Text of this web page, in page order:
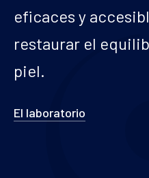
eficaces y
restaurar el
piel.
El laboratorio